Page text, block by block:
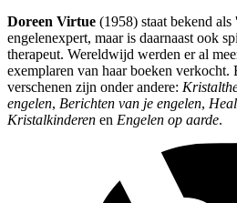
Doreen Virtue (1958) staat bekend als
engelenexpert, maar is daarnaast ook
therapeut. Wereldwijd werden er al
exemplaren van haar boeken verkocht.
verschenen zijn onder andere:
engelen, Berichten van je engelen,
Kristalkinderen en Engelen op aarde.